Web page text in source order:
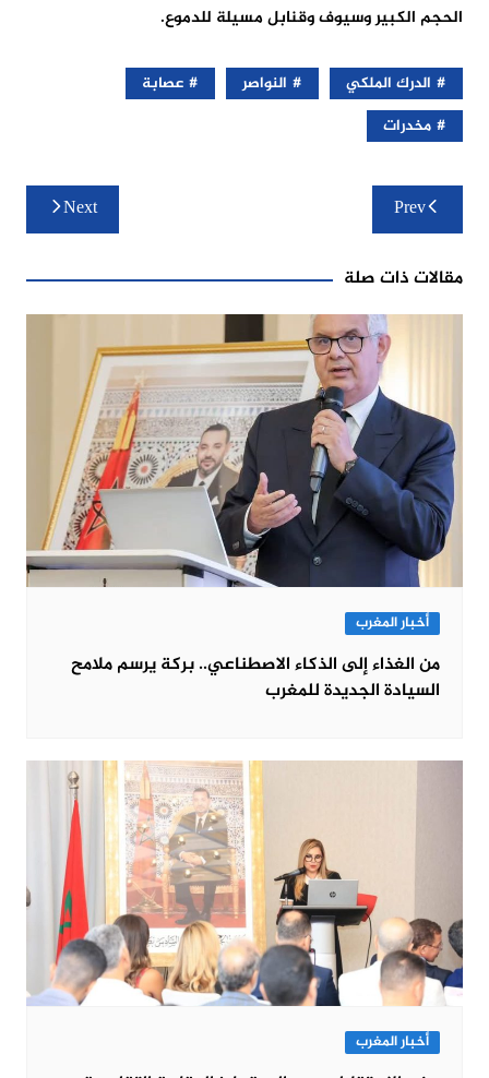
الحجم الكبير وسيوف وقنابل مسيلة للدموع.
الدرك الملكي النواصر
عصابة
مخدرات
تصفّح
المقالات
Prev
Next
مقالات ذات صلة
أخبار المغرب
من الغذاء إلى الذكاء الاصطناعي.. بركة يرسم ملامح
السيادة الجديدة للمغرب
أخبار المغرب